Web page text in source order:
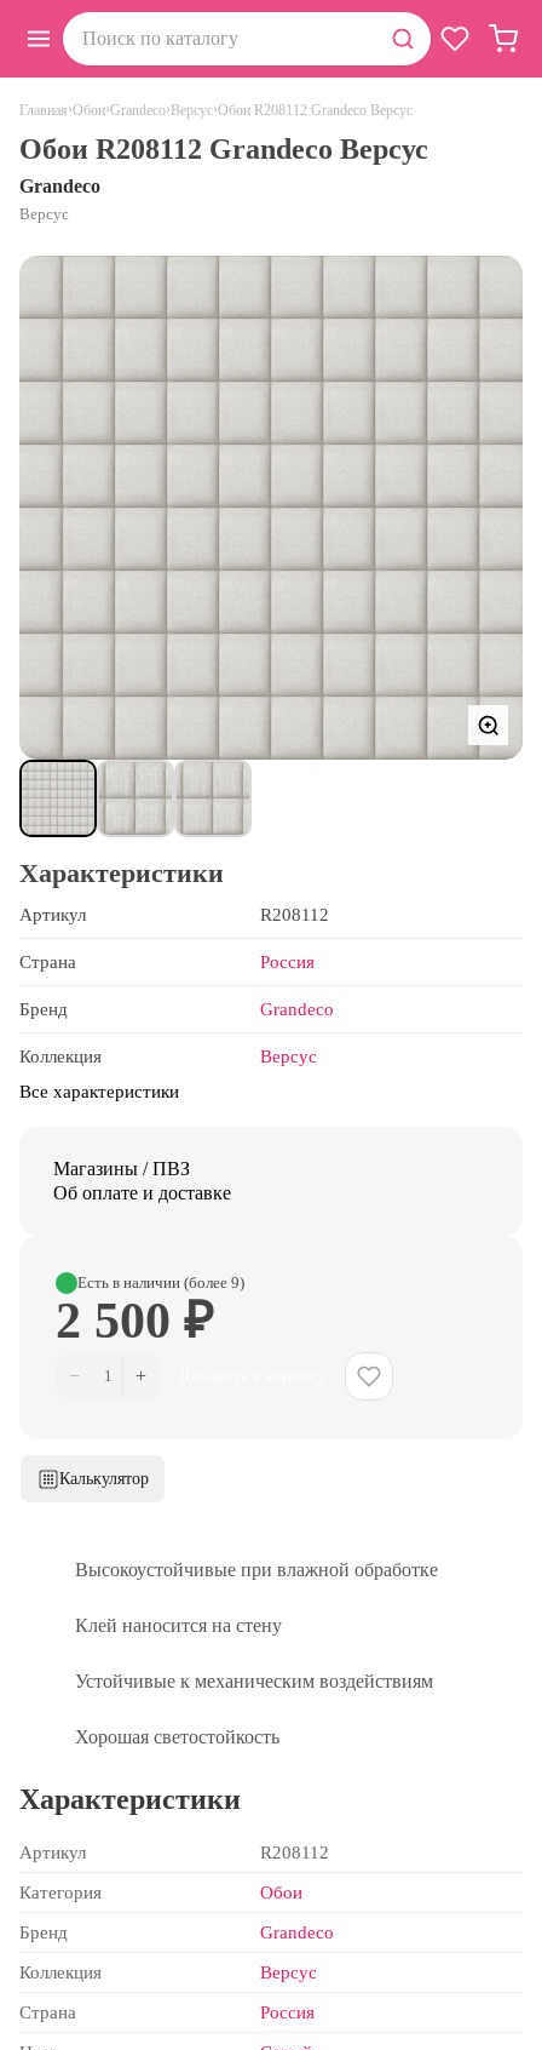
Главная›Обои›Grandeco› Версус›Обои R208112 Grandeco Версус
Обои R208112 Grandeco Версус
Grandeco
Версус
Характеристики
Артикул R208112
Страна Россия
Бренд Grandeco
Коллекция
Версус
Все характеристики
Магазины / ПВЗ
Об оплате и доставке
Есть в наличии (более 9)
2 500 ₽
− 1 +
Калькулятор
Характеристики
Артикул R208112
Категория Обои
Бренд Grandeco
Коллекция Версус
Страна Россия
Высокоустойчивые при влажной обработке
Клей наносится на стену
Устойчивые к механическим воздействиям
Хорошая светостойкость